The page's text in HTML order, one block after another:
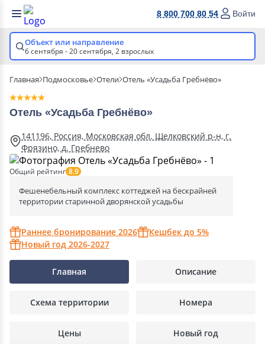
8 800 700 80 54 Войти
Объект или направление
6 сентября - 20 сентября, 2 взрослых
Главная Подмосковье Отели Отель «Усадьба Гребнёво»
Отель «Усадьба Гребнёво»
141196, Россия, Московская обл. Щелковский р-н, г.
Фрязино, д. Гребнево
Общий рейтинг 8.9
Фешенебельный комплекс коттеджей на бескрайней
территории старинной дворянской усадьбы
Раннее бронирование 2026
Кешбек до 5%
Новый год 2026-2027
Главная Описание
Схема территории Номера
Цены Новый год